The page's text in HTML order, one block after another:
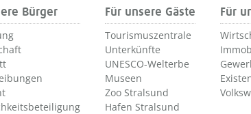
Bürger Für unsere Gäste
Tourismuszentrale
Unterkünfte
UNESCO-Welterbe
Museen
Zoo Stralsund
Hafen Stralsund
Für